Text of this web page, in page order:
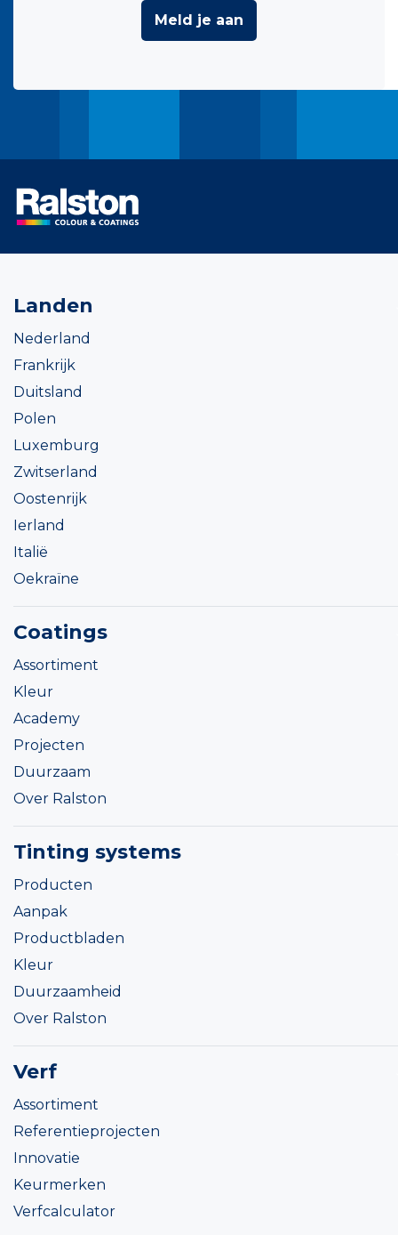
Meld je aan
Landen
Nederland
Frankrijk
Duitsland
Polen
Luxemburg
Zwitserland
Oostenrijk
Ierland
Italië
Oekraïne
Coatings
Assortiment
Kleur
Academy
Projecten
Duurzaam
Over Ralston
Tinting systems
Producten
Aanpak
Productbladen
Kleur
Duurzaamheid
Over Ralston
Verf
Assortiment
Referentieprojecten
Innovatie
Keurmerken
Verfcalculator